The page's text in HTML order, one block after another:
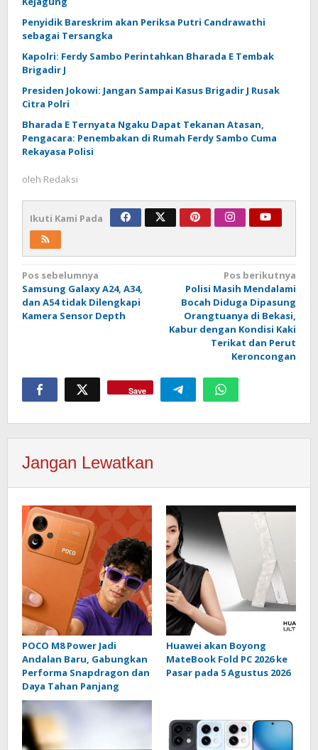
Penyidik Bareskrim akan Periksa Putri Candrawathi
sebagai Tersangka
Kapolri: Ferdy Sambo Perintahkan Bharada E Tembak
Brigadir J
Presiden Jokowi: Jangan Sampai Kasus Brigadir J Rusak
Citra Polri
Bharada E Ternyata Ngaku Dapat Tekanan Atasan,
Pengacara: Penembakan di Rumah Ferdy Sambo Cuma
Rekayasa Polisi
oleh Redaksi
Ikuti Kami Pada
Navigasi
pos
Pos sebelumnya
Samsung Galaxy A24, A34,
dan A54 tidak Dilengkapi
Kamera Sensor Depth
Pos berikutnya
Polisi Masih Mendalami
Bocah Diduga Dipasung
Orangtuanya di Bekasi,
Kabur dengan Kondisi Kaki
Terikat dan Perut
Keroncongan
Save
Jangan Lewatkan
POCO M8 Power Jadi
Andalan Baru, Gabungkan
Performa Snapdragon dan
Daya Tahan Panjang
Huawei akan Boyong
MateBook Fold PC 2026 ke
Pasar pada 5 Agustus 2026